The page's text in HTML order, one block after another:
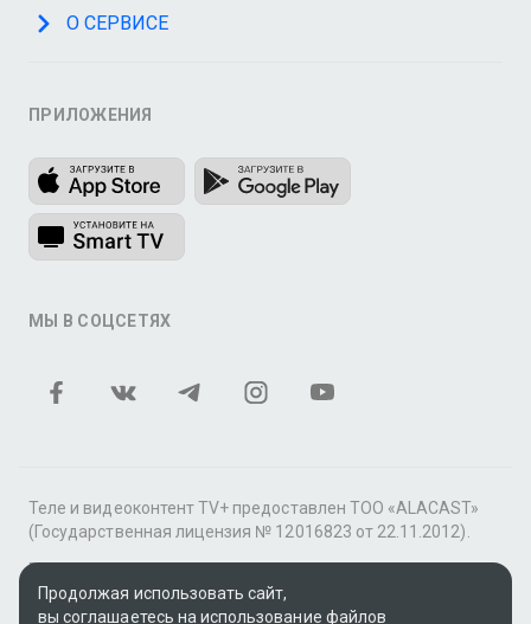
О СЕРВИСЕ
ПРИЛОЖЕНИЯ
МЫ В СОЦСЕТЯХ
Теле и видеоконтент TV+ предоставлен ТОО «ALACAST»
(Государственная лицензия № 12016823 от 22.11.2012).
В рамках услуги «Видео по подписке» для «Пакета
фильмов и сериалов tv+» контент предоставляется
онлайн-кинотеатром MEGOGO.
Продолжая использовать сайт,
вы соглашаетесь на использование файлов